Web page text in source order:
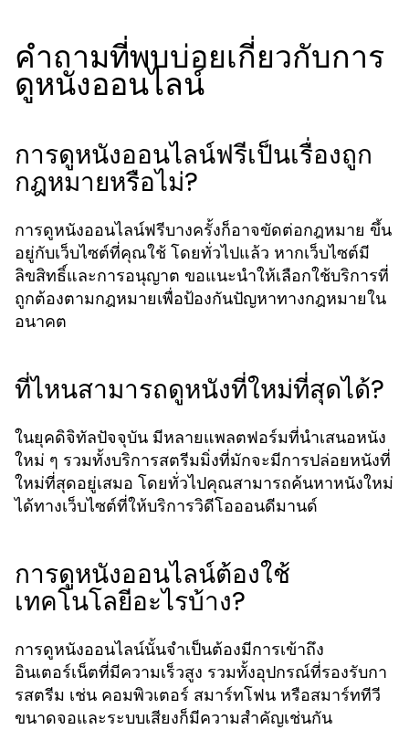
คำถามที่พบบ่อยเกี่ยวกับการ
ดูหนังออนไลน์
การดูหนังออนไลน์ฟรีเป็นเรื่องถูก
กฎหมายหรือไม่?
การดูหนังออนไลน์ฟรีบางครั้งก็อาจขัดต่อกฎหมาย ขึ้น
อยู่กับเว็บไซต์ที่คุณใช้ โดยทั่วไปแล้ว หากเว็บไซต์มี
ลิขสิทธิ์และการอนุญาต ขอแนะนำให้เลือกใช้บริการที่
ถูกต้องตามกฎหมายเพื่อป้องกันปัญหาทางกฎหมายใน
อนาคต
ที่ไหนสามารถดูหนังที่ใหม่ที่สุดได้?
ในยุคดิจิทัลปัจจุบัน มีหลายแพลตฟอร์มที่นำเสนอหนัง
ใหม่ ๆ รวมทั้งบริการสตรีมมิ่งที่มักจะมีการปล่อยหนังที่
ใหม่ที่สุดอยู่เสมอ โดยทั่วไปคุณสามารถค้นหาหนังใหม่
ได้ทางเว็บไซต์ที่ให้บริการวิดีโอออนดีมานด์
การดูหนังออนไลน์ต้องใช้
เทคโนโลยีอะไรบ้าง?
การดูหนังออนไลน์นั้นจำเป็นต้องมีการเข้าถึง
อินเตอร์เน็ตที่มีความเร็วสูง รวมทั้งอุปกรณ์ที่รองรับกา
รสตรีม เช่น คอมพิวเตอร์ สมาร์ทโฟน หรือสมาร์ททีวี
ขนาดจอและระบบเสียงก็มีความสำคัญเช่นกัน